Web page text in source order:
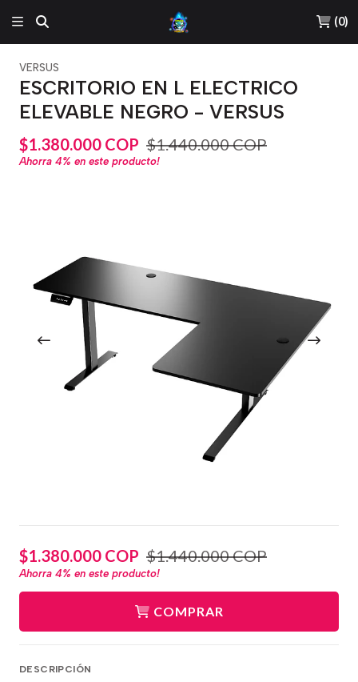
(0)
VERSUS
ESCRITORIO EN L ELECTRICO
ELEVABLE NEGRO - VERSUS
$1.380.000 COP $1.440.000 COP
Ahorra 4% en este producto!
$1.380.000 COP $1.440.000 COP
Ahorra 4% en este producto!
COMPRAR
DESCRIPCIÓN